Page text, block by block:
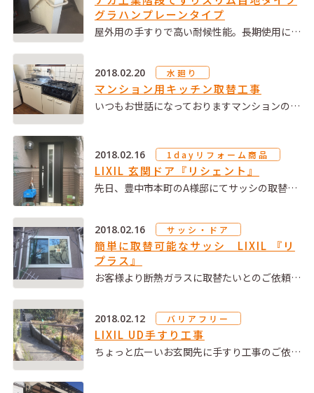
グラハンプレーンタイプ
屋外用の手すりで高い耐候性能。長期使用に…
2018.02.20 水廻り
マンション用キッチン取替工事
いつもお世話になっておりますマンションの…
2018.02.16 1dayリフォーム商品
LIXIL 玄関ドア『リシェント』
先日、豊中市本町のA様邸にてサッシの取替…
2018.02.16 サッシ・ドア
簡単に取替可能なサッシ LIXIL 『リ
プラス』
お客様より断熱ガラスに取替たいとのご依頼…
2018.02.12 バリアフリー
LIXIL UD手すり工事
ちょっと広ーいお玄関先に手すり工事のご依…